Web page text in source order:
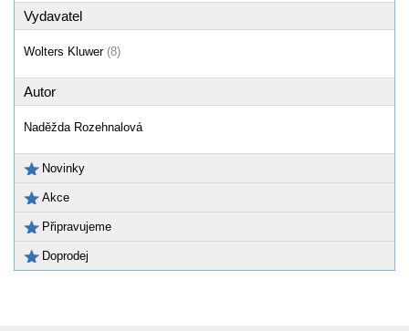
Vydavatel
Wolters Kluwer (8)
Autor
Naděžda Rozehnalová
Novinky
Akce
Připravujeme
Doprodej